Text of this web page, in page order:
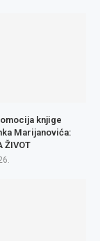
knjige
Marijanovića:
ŽIVOT